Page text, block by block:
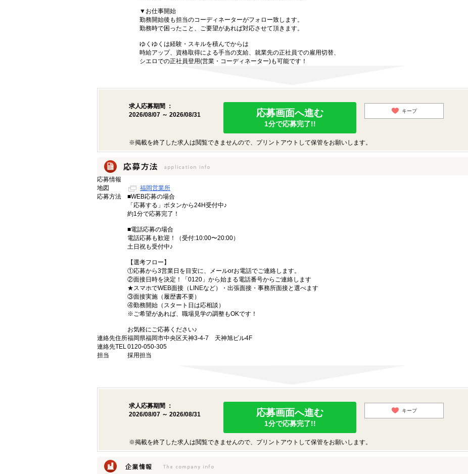
▼お仕事開始
勤務開始後も担当のコーディネーターがフォロー致します。
勤務時で困ったこと、ご要望があれば対応させて頂きます。
ゆくゆくは経験・スキルを積んでからは
時給アップ、資格取得による手当の支給、就業先の正社員での雇用切替、
シエロでの正社員登用(営業・コーディネーター)も可能です！
求人応募期間 ：
2026/08/07 ～ 2026/08/31
応募画面へ進む
1分で応募完了!!
キープ
※掲載を終了した求人は閲覧できませんので、プリントアウトして保管をお願いします。
応募情報
地図
福岡営業所
応募方法
■WEB応募の場合
「応募する」ボタンから24H受付中♪
約1分で応募完了！
■電話応募の場合
電話応募も歓迎！（受付:10:00〜20:00）
土日祝も受付中♪
【選考フロー】
①応募から3営業日を目安に、メールorお電話でご連絡します。
②面接日時を決定！「0120」から始まる電話番号からご連絡します
★スマホでWEB面接（LINEなど）・出張面接・事務所面接と選べます
③面接実施（履歴書不要）
④勤務開始（スタート日は応相談）
※ご希望があれば、職場見学の調整もOKです！
お気軽にご応募ください♪
連絡先住所福岡県福岡市中央区天神3-4-7 天神旭ビル4F
連絡先TEL0120-050-305
担当
採用担当
求人応募期間 ：
2026/08/07 ～ 2026/08/31
応募画面へ進む
1分で応募完了!!
キープ
※掲載を終了した求人は閲覧できませんので、プリントアウトして保管をお願いします。